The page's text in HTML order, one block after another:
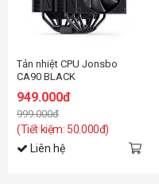
Tản nhiệt CPU Jonsbo
CA90 BLACK
949.000đ
999.000đ
(Tiết kiệm: 50.000đ)
Liên hệ